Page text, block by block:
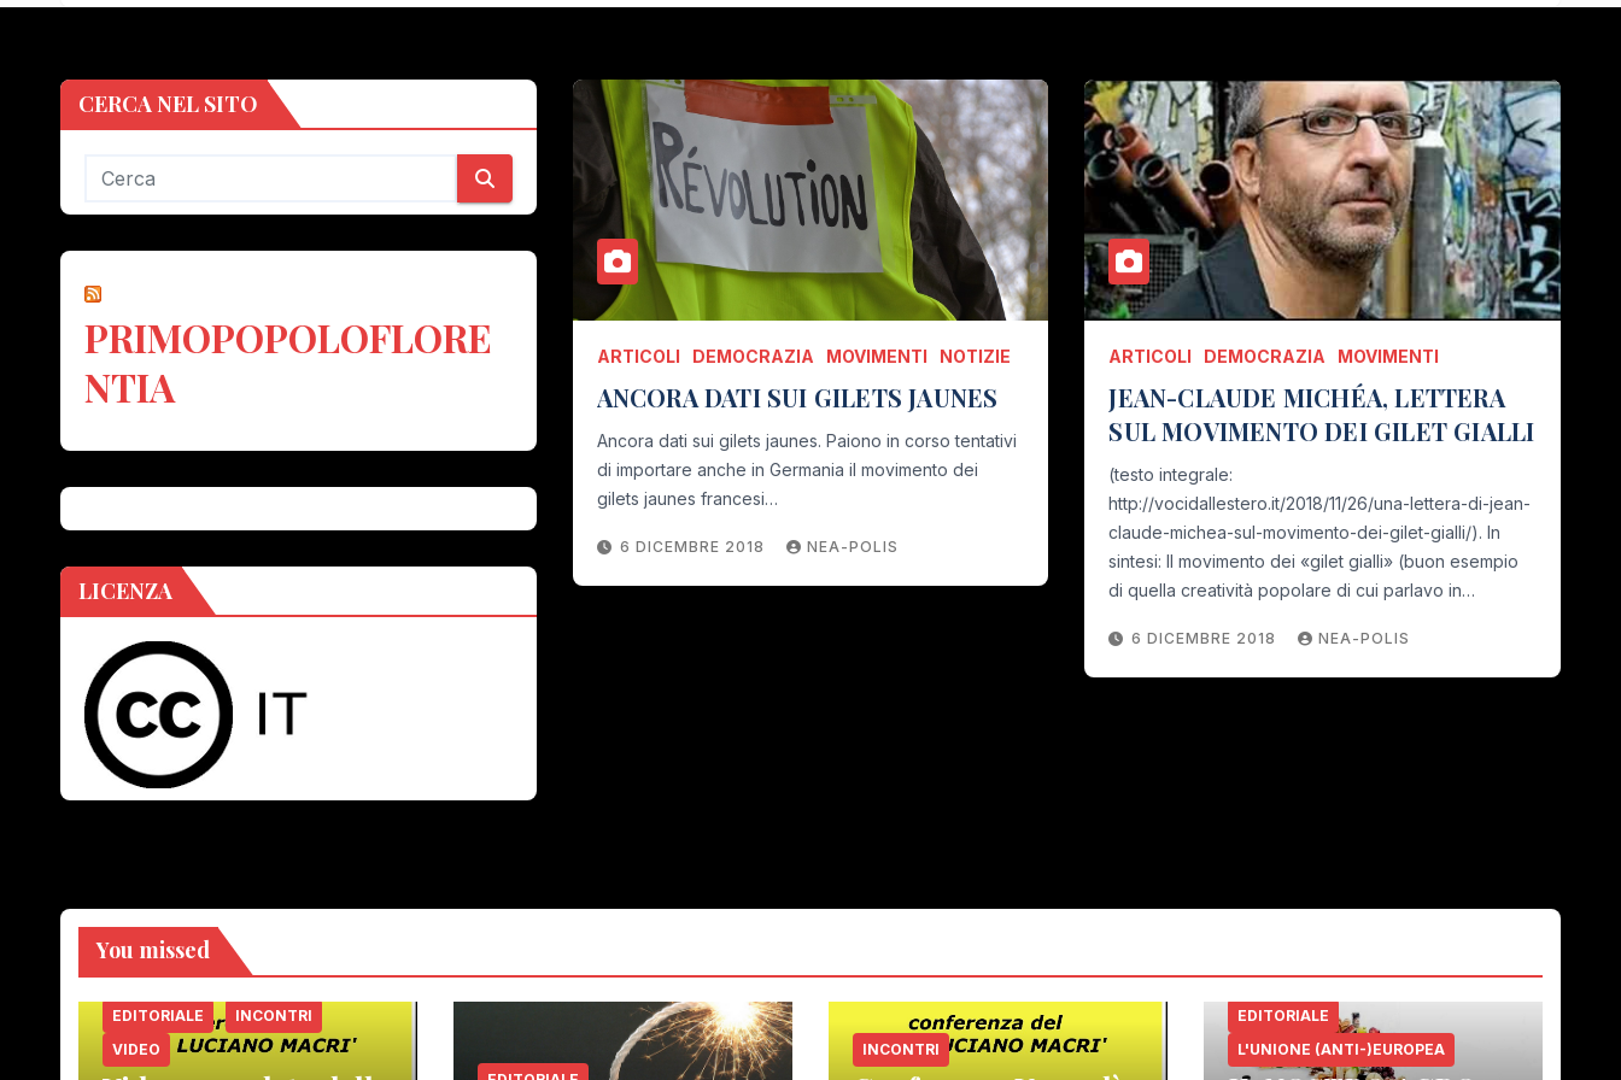
CERCA NEL SITO
PRIMOPOPOLOFLORE
NTIA
LICENZA
ARTICOLI DEMOCRAZIA MOVIMENTI NOTIZIE
ANCORA DATI SUI GILETS JAUNES
Ancora dati sui gilets jaunes. Paiono in corso tentativi
di importare anche in Germania il movimento dei
gilets jaunes francesi…
6 DICEMBRE 2018 NEA-POLIS
ARTICOLI DEMOCRAZIA MOVIMENTI
JEAN-CLAUDE MICHÉA, LETTERA
SUL MOVIMENTO DEI GILET GIALLI
(testo integrale:
http://vocidallestero.it/2018/11/26/una-lettera-di-jean-
claude-michea-sul-movimento-dei-gilet-gialli/). In
sintesi: Il movimento dei «gilet gialli» (buon esempio
di quella creatività popolare di cui parlavo in…
6 DICEMBRE 2018 NEA-POLIS
You missed
EDITORIALE
INCONTRI
VIDEO
INCONTRI
EDITORIALE
L'UNIONE (ANTI-)EUROPEA